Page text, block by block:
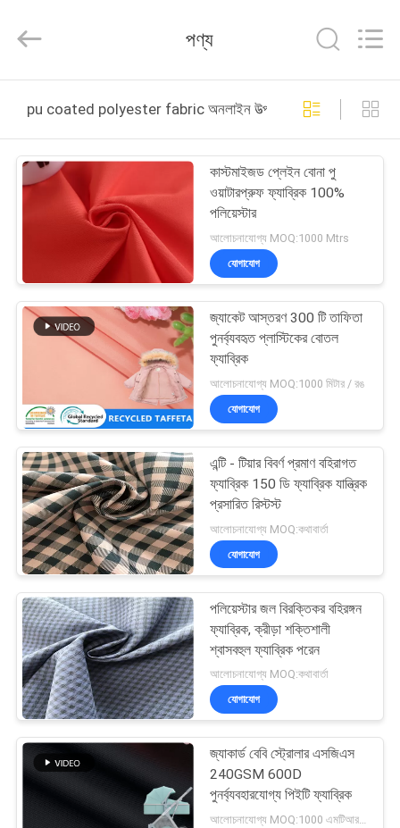
পণ্য
আমাদের
কারখানা
ভ্রমণ
নিয়ন্ত্রণ
যোগাযোগ
করুন
খবর
কেস
COMPANY
NEWS
সাইট
ম্যাপ
Textile
Co.,Ltd.
Reserved.
পণ্য
pu coated polyester fabric অনলাইন উত্পাদন
কাস্টমাইজড প্লেইন বোনা পু
ওয়াটারপ্রুফ ফ্যাব্রিক 100%
পলিয়েস্টার
আলোচনাযোগ্য MOQ:1000 Mtrs
যোগাযোগ
জ্যাকেট আস্তরণ 300 টি তাফিতা
পুনর্ব্যবহৃত প্লাস্টিকের বোতল
ফ্যাব্রিক
আলোচনাযোগ্য MOQ:1000 মিটার / রঙ
যোগাযোগ
এন্টি - টিয়ার বিবর্ণ প্রমাণ বহিরাগত
ফ্যাব্রিক 150 ডি ফ্যাব্রিক যান্ত্রিক
প্রসারিত রিস্টস্ট
আলোচনাযোগ্য MOQ:কথাবার্তা
যোগাযোগ
পলিয়েস্টার জল বিরক্তিকর বহিরঙ্গন
ফ্যাব্রিক, ক্রীড়া শক্তিশালী
শ্বাসবহুল ফ্যাব্রিক পরেন
আলোচনাযোগ্য MOQ:কথাবার্তা
যোগাযোগ
জ্যাকার্ড বেবি স্ট্রোলার এসজিএস
240GSM 600D
পুনর্ব্যবহারযোগ্য পিইটি ফ্যাব্রিক
আলোচনাযোগ্য MOQ:1000 এমটিআরএস